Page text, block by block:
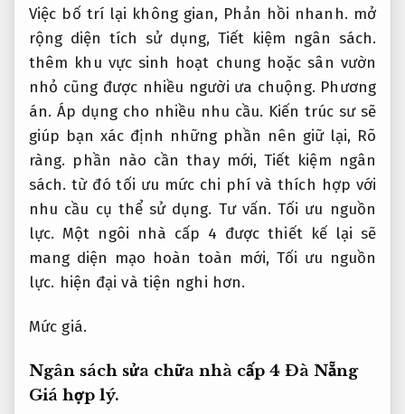
Việc bố trí lại không gian, Phản hồi nhanh. mở
rộng diện tích sử dụng, Tiết kiệm ngân sách.
thêm khu vực sinh hoạt chung hoặc sân vườn
nhỏ cũng được nhiều người ưa chuộng. Phương
án. Áp dụng cho nhiều nhu cầu. Kiến trúc sư sẽ
giúp bạn xác định những phần nên giữ lại, Rõ
ràng. phần nào cần thay mới, Tiết kiệm ngân
sách. từ đó tối ưu mức chi phí và thích hợp với
nhu cầu cụ thể sử dụng. Tư vấn. Tối ưu nguồn
lực. Một ngôi nhà cấp 4 được thiết kế lại sẽ
mang diện mạo hoàn toàn mới, Tối ưu nguồn
lực. hiện đại và tiện nghi hơn.
Mức giá.
Ngân sách sửa chữa nhà cấp 4 Đà Nẵng
Giá hợp lý.